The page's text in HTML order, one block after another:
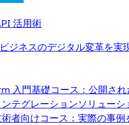
活用術
ジネスのデジタル変革を実
入門基礎コース：公開さ
テグレーションソリューシ
者向けコース：実際の事例